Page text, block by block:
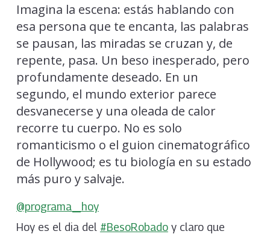
Imagina la escena: estás hablando con
esa persona que te encanta, las palabras
se pausan, las miradas se cruzan y, de
repente, pasa. Un beso inesperado, pero
profundamente deseado. En un
segundo, el mundo exterior parece
desvanecerse y una oleada de calor
recorre tu cuerpo. No es solo
romanticismo o el guion cinematográfico
de Hollywood; es tu biología en su estado
más puro y salvaje.
@programa_hoy
Hoy es el dia del #BesoRobadoy claro que